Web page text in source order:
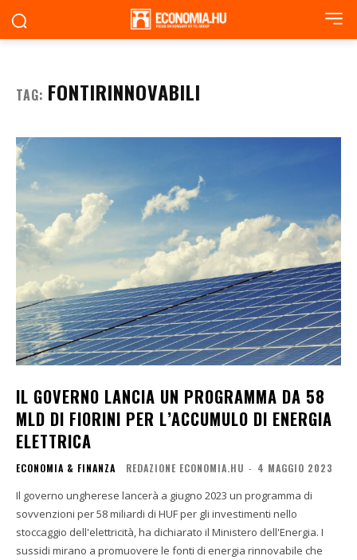
TAG: FONTIRINNOVABILI
IL GOVERNO LANCIA UN PROGRAMMA DA 58
MLD DI FIORINI PER L’ACCUMULO DI ENERGIA
ELETTRICA
ECONOMIA & FINANZA REDAZIONE ECONOMIA.HU - 4 MAGGIO 2023
Il governo ungherese lancerà a giugno 2023 un programma di
sovvenzioni per 58 miliardi di HUF per gli investimenti nello
stoccaggio dell'elettricità, ha dichiarato il Ministero dell'Energia. I
sussidi mirano a promuovere le fonti di energia rinnovabile che